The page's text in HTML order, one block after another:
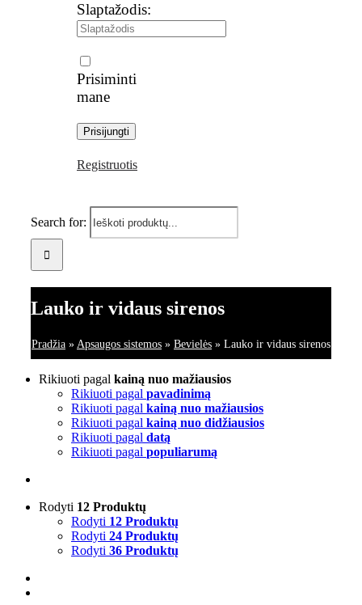
Slaptažodis:
Prisiminti
mane
Registruotis
Search for:
Lauko ir vidaus sirenos
Pradžia » Apsaugos sistemos » Bevielės » Lauko ir vidaus sirenos
Rikiuoti pagal kainą nuo mažiausios
Rikiuoti pagal pavadinimą
Rikiuoti pagal kainą nuo mažiausios
Rikiuoti pagal kainą nuo didžiausios
Rikiuoti pagal datą
Rikiuoti pagal populiarumą
Rodyti 12 Produktų
Rodyti 12 Produktų
Rodyti 24 Produktų
Rodyti 36 Produktų